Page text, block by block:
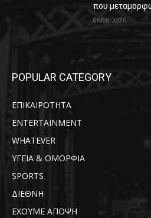
που
06/08/2026
POPULAR CATEGORY
ΕΠΙΚΑΙΡΟΤΗΤΑ
ENTERTAINMENT
WHATEVER
ΥΓΕΙΑ & ΟΜΟΡΦΙΑ
SPORTS
ΔΙΕΘΝΗ
ΕΧΟΥΜΕ ΑΠΟΨΗ